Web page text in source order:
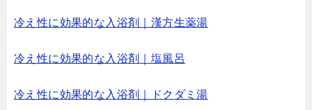
冷え性に効果的な入浴剤｜漢方生薬湯
冷え性に効果的な入浴剤｜塩風呂
冷え性に効果的な入浴剤｜ドクダミ湯